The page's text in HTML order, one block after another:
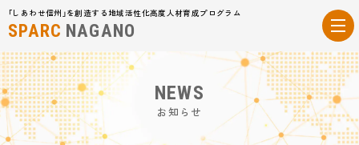
「しあわせ信州」を創造する地域活性化高度人材育成プログラム
SPARC NAGANO
NEWS
お知らせ